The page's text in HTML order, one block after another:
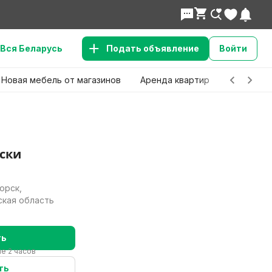
Вся Беларусь Подать объявление Войти
Новая мебель от магазинов Аренда квартир Детские
область
2 часов